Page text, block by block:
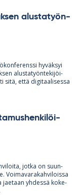
alus­ta­työn­
hy­väk­syi
alus­ta­työn­te­ki­jöi­
sitä, että di­gi­taa­li­sessa
jotka on suun­
Voi­ma­va­ra­kah­vi­loissa
jae­taan yh­dessä ko­ke­